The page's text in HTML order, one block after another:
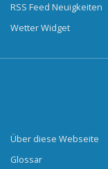
RSS Feed Neuigkeiten
Wetter Widget
Über diese Webseite
Glossar